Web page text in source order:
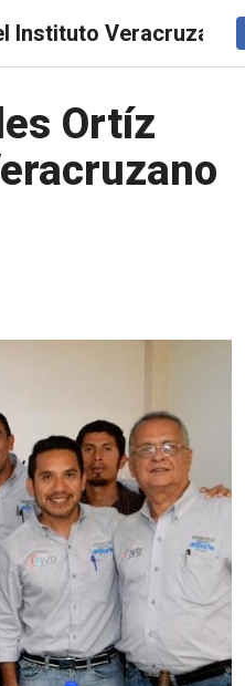
NEGOCIOS DISEÑO
Veracruzano
Ortíz